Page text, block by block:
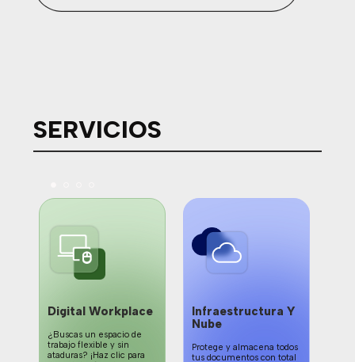
SERVICIOS
Digital Workplace
¿Buscas un espacio de
trabajo flexible y sin
ataduras? ¡Haz clic para
Infraestructura Y
Nube
Protege y almacena todos
tus documentos con total